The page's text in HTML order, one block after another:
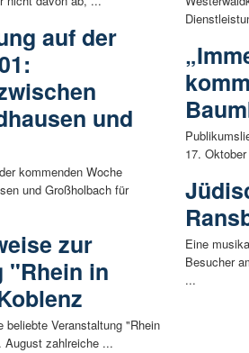
auf der
und
kommenden Woche
und Großholbach für
zur
"Rhein in
beliebte Veranstaltung "Rhein
zahlreiche ...
17.
Eine
Besucher
...